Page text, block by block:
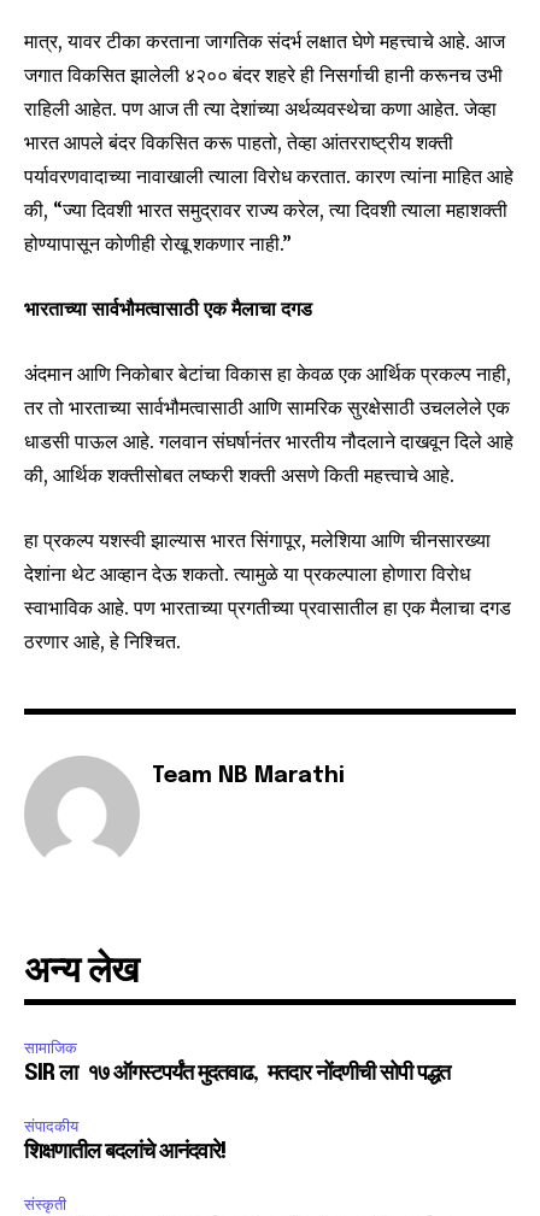
मात्र, यावर टीका करताना जागतिक संदर्भ लक्षात घेणे महत्त्वाचे आहे. आज
जगात विकसित झालेली ४२०० बंदर शहरे ही निसर्गाची हानी करूनच उभी
राहिली आहेत. पण आज ती त्या देशांच्या अर्थव्यवस्थेचा कणा आहेत. जेव्हा
भारत आपले बंदर विकसित करू पाहतो, तेव्हा आंतरराष्ट्रीय शक्ती
पर्यावरणवादाच्या नावाखाली त्याला विरोध करतात. कारण त्यांना माहित आहे
की, “ज्या दिवशी भारत समुद्रावर राज्य करेल, त्या दिवशी त्याला महाशक्ती
होण्यापासून कोणीही रोखू शकणार नाही.”
भारताच्या सार्वभौमत्वासाठी एक मैलाचा दगड
अंदमान आणि निकोबार बेटांचा विकास हा केवळ एक आर्थिक प्रकल्प नाही,
तर तो भारताच्या सार्वभौमत्वासाठी आणि सामरिक सुरक्षेसाठी उचललेले एक
धाडसी पाऊल आहे. गलवान संघर्षानंतर भारतीय नौदलाने दाखवून दिले आहे
की, आर्थिक शक्तीसोबत लष्करी शक्ती असणे किती महत्त्वाचे आहे.
हा प्रकल्प यशस्वी झाल्यास भारत सिंगापूर, मलेशिया आणि चीनसारख्या
देशांना थेट आव्हान देऊ शकतो. त्यामुळे या प्रकल्पाला होणारा विरोध
स्वाभाविक आहे. पण भारताच्या प्रगतीच्या प्रवासातील हा एक मैलाचा दगड
ठरणार आहे, हे निश्चित.
Team NB Marathi
अन्य लेख
सामाजिक
SIR ला १७ ऑगस्टपर्यंत मुदतवाढ, मतदार नोंदणीची सोपी पद्धत
संपादकीय
शिक्षणातील बदलांचे आनंदवारे!
संस्कृती